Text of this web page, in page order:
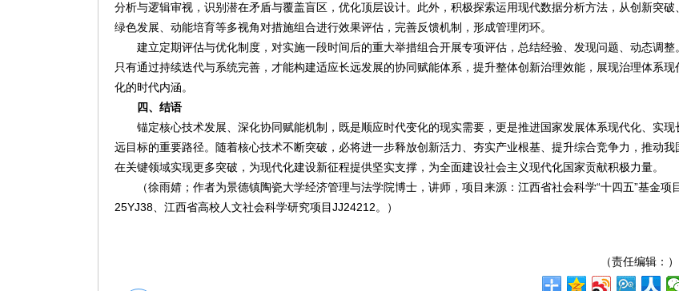
分析与逻辑审视，识别潜在矛盾与覆盖盲区，优化顶层设计。此外，积极探索运用现代数据分析方法，从创新突破、
绿色发展、动能培育等多视角对措施组合进行效果评估，完善反馈机制，形成管理闭环。
建立定期评估与优化制度，对实施一段时间后的重大举措组合开展专项评估，总结经验、发现问题、动态调整。
只有通过持续迭代与系统完善，才能构建适应长远发展的协同赋能体系，提升整体创新治理效能，展现治理体系现
化的时代内涵。
四、结语
锚定核心技术发展、深化协同赋能机制，既是顺应时代变化的现实需要，更是推进国家发展体系现代化、实现
远目标的重要路径。随着核心技术不断突破，必将进一步释放创新活力、夯实产业根基、提升综合竞争力，推动我
在关键领域实现更多突破，为现代化建设新征程提供坚实支撑，为全面建设社会主义现代化国家贡献积极力量。
（徐雨婧；作者为景德镇陶瓷大学经济管理与法学院博士，讲师，项目来源：江西省社会科学“十四五”基金项
25YJ38、江西省高校人文社会科学研究项目JJ24212。）
（责任编辑：）